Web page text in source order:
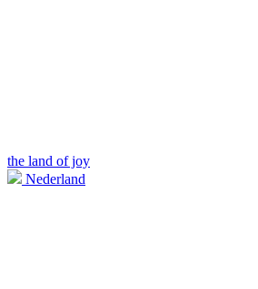
the land of joy
Nederland